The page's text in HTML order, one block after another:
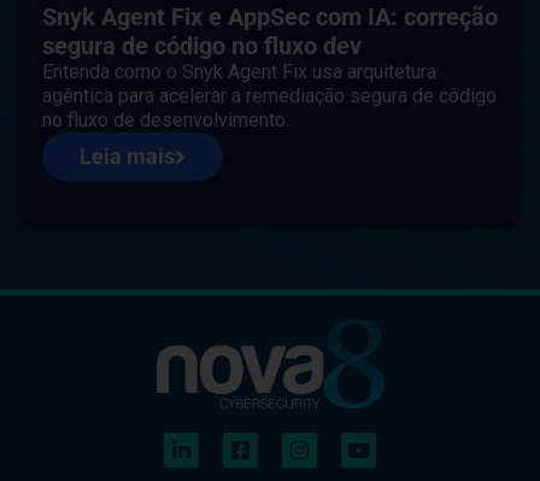
Snyk Agent Fix e AppSec com IA: correção
segura de código no fluxo dev
Entenda como o Snyk Agent Fix usa arquitetura
agêntica para acelerar a remediação segura de código
no fluxo de desenvolvimento.
Leia mais